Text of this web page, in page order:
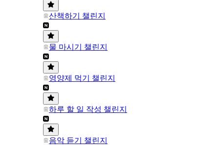
산책하기 챌린지
물 마시기 챌린지
영양제 먹기 챌린지
하루 할 일 작성 챌린지
음악 듣기 챌린지